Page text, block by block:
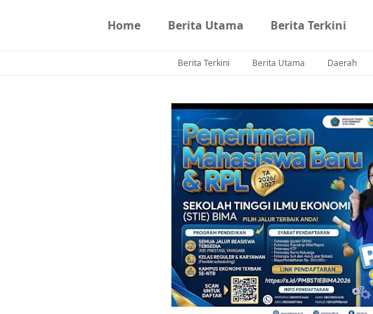
Home Berita Utama Berita Terkini
Berita Terkini Berita Utama Daerah